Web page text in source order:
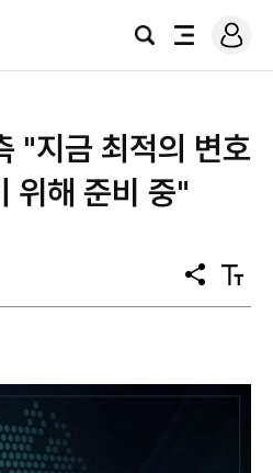
검
전
로
그
"지금 최적의 변호
위해 준비 중"
공
유
텍
스